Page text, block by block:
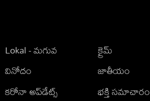
Lokal - మగువ
వినోదం
కరోనా అప్‌డేట్స్
క్రైమ్
జాతీయం
భక్తి సమాచారం